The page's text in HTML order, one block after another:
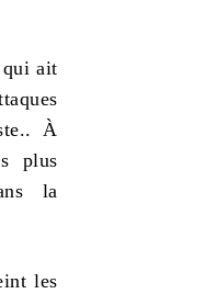
ait
À
plus
la
les